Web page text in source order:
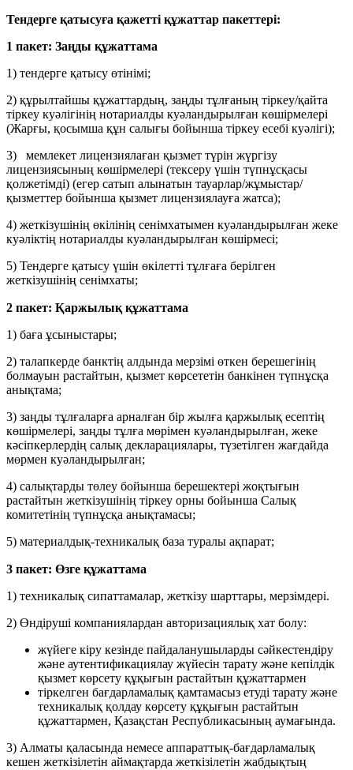
Тендерге қатысуға қажетті құжаттар пакеттері:
1 пакет: Заңды құжаттама
1) тендерге қатысу өтінімі;
2) құрылтайшы құжаттардың, заңды тұлғаның тіркеу/қайта
тіркеу куәлігінің нотариалды куәландырылған көшірмелері
(Жарғы, қосымша құн салығы бойынша тіркеу есебі куәлігі);
3) мемлекет лицензиялаған қызмет түрін жүргізу
лицензиясының көшірмелері (тексеру үшін түпнұсқасы
қолжетімді) (егер сатып алынатын тауарлар/жұмыстар/
қызметтер бойынша қызмет лицензиялауға жатса);
4) жеткізушінің өкілінің сенімхатымен куәландырылған жеке
куәліктің нотариалды куәландырылған көшірмесі;
5) Тендерге қатысу үшін өкілетті тұлғаға берілген
жеткізушінің сенімхаты;
2 пакет: Қаржылық құжаттама
1) баға ұсыныстары;
2) талапкерде банктің алдында мерзімі өткен берешегінің
болмауын растайтын, қызмет көрсететін банкінен түпнұсқа
анықтама;
3) заңды тұлғаларға арналған бір жылға қаржылық есептің
көшірмелері, заңды тұлға мөрімен куәландырылған, жеке
кәсіпкерлердің салық декларациялары, түзетілген жағдайда
мөрмен куәландырылған;
4) салықтарды төлеу бойынша берешектері жоқтығын
растайтын жеткізушінің тіркеу орны бойынша Салық
комитетінің түпнұсқа анықтамасы;
5) материалдық-техникалық база туралы ақпарат;
3 пакет: Өзге құжаттама
1) техникалық сипаттамалар, жеткізу шарттары, мерзімдері.
2) Өндіруші компаниялардан авторизациялық хат болу:
жүйеге кіру кезінде пайдаланушыларды сәйкестендіру
және аутентификациялау жүйесін тарату және кепілдік
қызмет көрсету құқығын растайтын құжаттармен
тіркелген бағдарламалық қамтамасыз етуді тарату және
техникалық қолдау көрсету құқығын растайтын
құжаттармен, Қазақстан Республикасының аумағында.
3) Алматы қаласында немесе аппараттық-бағдарламалық
кешен жеткізілетін аймақтарда жеткізілетін жабдықтың